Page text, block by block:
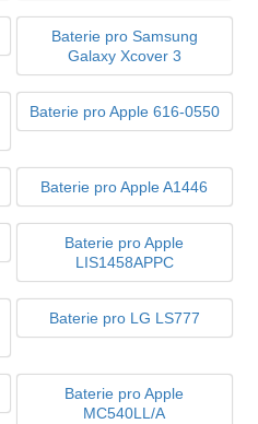
Baterie pro Samsung
Galaxy Xcover 3
Baterie pro Apple 616-0550
Baterie pro Apple A1446
Baterie pro Apple
LIS1458APPC
Baterie pro LG LS777
Baterie pro Apple
MC540LL/A